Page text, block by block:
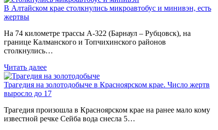
В Алтайском крае столкнулись микроавтобус и минивэн, есть
жертвы
На 74 километре трассы А-322 (Барнаул – Рубцовск), на
границе Калманского и Топчихинского районов
столкнулись…
Читать далее
Трагедия на золотодобыче в Красноярском крае. Число жертв
выросло до 17
Трагедия произошла в Красноярском крае на ранее мало кому
известной речке Сейба вода снесла 5…